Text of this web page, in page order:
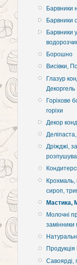
Барвники
Барвники
Барвники
Борошно
Висівки,
Глазур
Декоргель
Горіхове
горіхи
Декор
Дріжджі,
Крохмаль,
сироп,
Мастика,
Молочні
замінники
Савоярді,